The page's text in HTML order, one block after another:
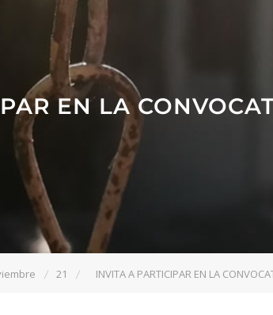
EN LA
21 INVITA A PARTICIPAR EN LA